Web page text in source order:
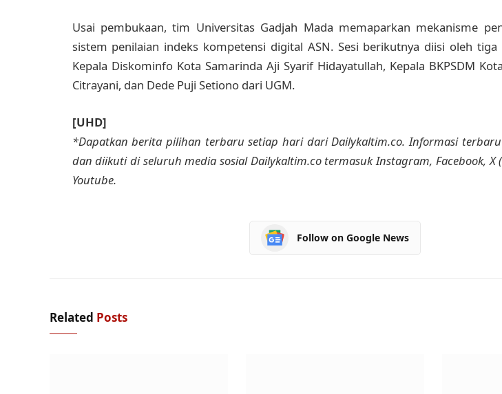
Usai pembukaan, tim Universitas Gadjah Mada memaparkan mekanisme
sistem penilaian indeks kompetensi digital ASN. Sesi berikutnya diisi oleh tiga
Kepala Diskominfo Kota Samarinda Aji Syarif Hidayatullah, Kepala BKPSDM
Citrayani, dan Dede Puji Setiono dari UGM.
[UHD]
*Dapatkan berita pilihan terbaru setiap hari dari Dailykaltim.co. Informasi
dan diikuti di seluruh media sosial Dailykaltim.co termasuk Instagram, Facebook, X
Youtube.
Follow on Google News
Related Posts